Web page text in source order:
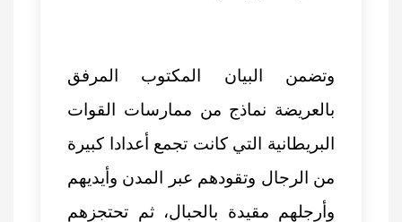
وتضمن البيان المكتوب المرفق
بالعريضة نماذج من ممارسات القوات
البريطانية التي كانت تجمع أعدادا كبيرة
من الرجال وتقودهم عبر المدن وأيديهم
وأرجلهم مقيدة بالحبال، ثم تحتجزهم